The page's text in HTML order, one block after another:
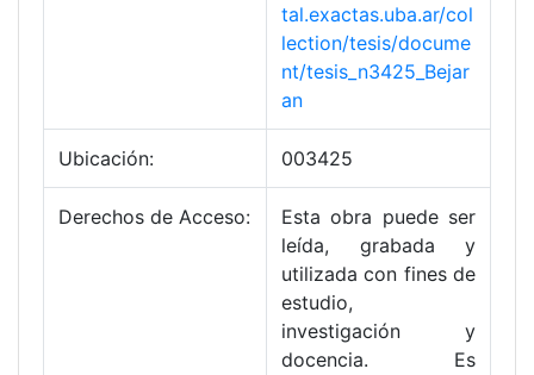
tal.exactas.uba.ar/col
lection/tesis/docume
nt/tesis_n3425_Bejar
an
Ubicación: 003425
Derechos de Acceso:
Esta obra puede ser
leída, grabada y
utilizada con fines de
estudio,
investigación y
docencia. Es